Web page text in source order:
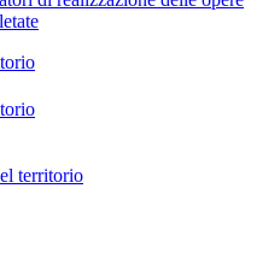
territorio